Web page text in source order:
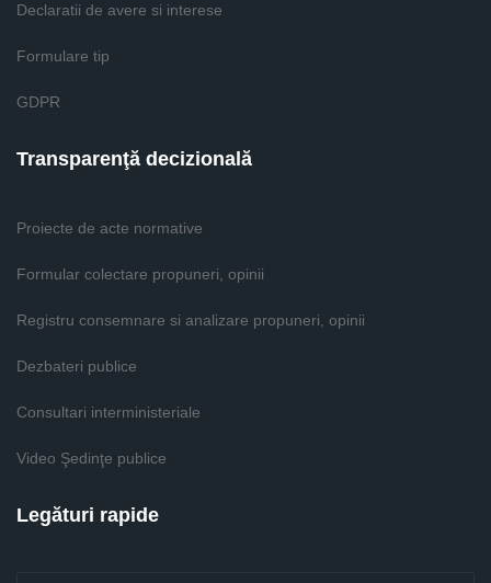
Declaratii de avere si interese
Formulare tip
GDPR
Transparenţă decizională
Proiecte de acte normative
Formular colectare propuneri, opinii
Registru consemnare si analizare propuneri, opinii
Dezbateri publice
Consultari interministeriale
Video Şedinţe publice
Legături rapide